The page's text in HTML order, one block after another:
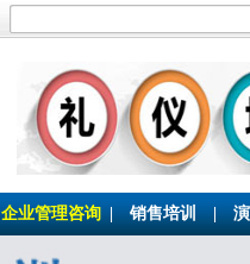
企业管理咨询 销售培训